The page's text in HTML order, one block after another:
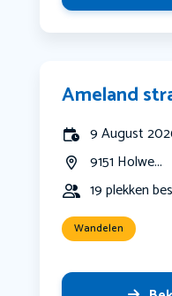
Ameland
9 August
9151 Holwe...
19 plekken
Wandelen